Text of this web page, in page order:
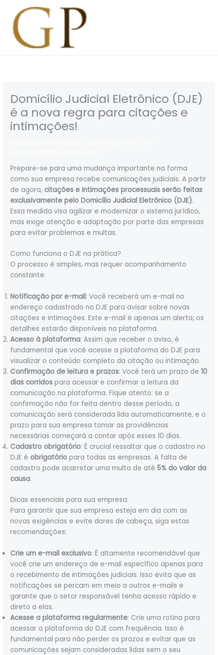
para
conteúdo
Domicílio Judicial Eletrônico (DJE)
é a nova regra para citações e
intimações!
Prepare-se para uma mudança importante na forma
como sua empresa recebe comunicações judiciais. A partir
de agora, citações e intimações processuais serão feitas
exclusivamente pelo Domicílio Judicial Eletrônico (DJE).
Essa medida visa agilizar e modernizar o sistema jurídico,
mas exige atenção e adaptação por parte das empresas
para evitar problemas e multas.
Como funciona o DJE na prática?
O processo é simples, mas requer acompanhamento
constante:
Notificação por e-mail: Você receberá um e-mail no
endereço cadastrado no DJE para avisar sobre novas
citações e intimações. Este e-mail é apenas um alerta; os
detalhes estarão disponíveis na plataforma.
Acesso à plataforma: Assim que receber o aviso, é
fundamental que você acesse a plataforma do DJE para
visualizar o conteúdo completo da citação ou intimação.
Confirmação de leitura e prazos: Você terá um prazo de10
dias corridos para acessar e confirmar a leitura da
comunicação na plataforma. Fique atento: se a
confirmação não for feita dentro desse período, a
comunicação será considerada lida automaticamente, e o
prazo para sua empresa tomar as providências
necessárias começará a contar após esses 10 dias.
Cadastro obrigatório: É crucial ressaltar que o cadastro no
DJE é obrigatório para todas as empresas. A falta de
cadastro pode acarretar uma multa de até5% do valor da
causa.
Dicas essenciais para sua empresa:
Para garantir que sua empresa esteja em dia com as
novas exigências e evite dores de cabeça, siga estas
recomendações:
Crie um e-mail exclusivo: É altamente recomendável que
você crie um endereço de e-mail específico apenas para
o recebimento de intimações judiciais. Isso evita que as
notificações se percam em meio a outros e-mails e
garante que o setor responsável tenha acesso rápido e
direto a elas.
Acesse a plataforma regularmente: Crie uma rotina para
acessar a plataforma do DJE com frequência. Isso é
fundamental para não perder os prazos e evitar que as
comunicações sejam consideradas lidas sem o seu